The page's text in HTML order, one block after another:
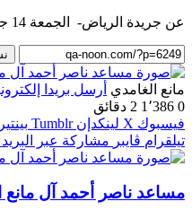
عن جريدة الرياض- الجمعة 14 جمادى الآخرة 1436 هـ
مانع الغامدي أرسل بريدا
0
2 دقائق
فيسبوك ‫X لينكدإن
تيلقرام ڤايبر مشاركة عبر البريد
مساعد ناصر أحمد آل مانع